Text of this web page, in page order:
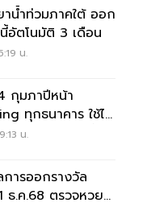
น้ำท่วมภาคใต้ ออก
อัตโนมัติ 3 เดือน
น.
กุมภาปีหน้า
ทุกธนาคาร ใช้ได้
- Android 10 ขึ้น
น.
ารออกรางวัล
ธ.ค.68 ตรวจหวย